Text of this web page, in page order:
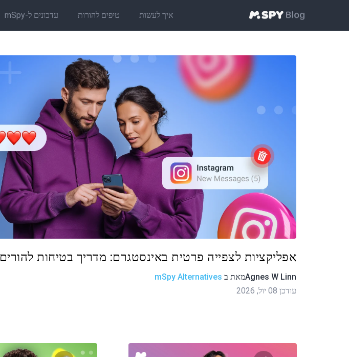
איך לעשות טיפים להורות עדכונים ל-mSpy
אפליקציות לצפייה פרטית באינסטגרם: מדריך בטיחות להורים
Agnes W Linnמאת ב mSpy Alternatives
עודכן 08 יול, 2026